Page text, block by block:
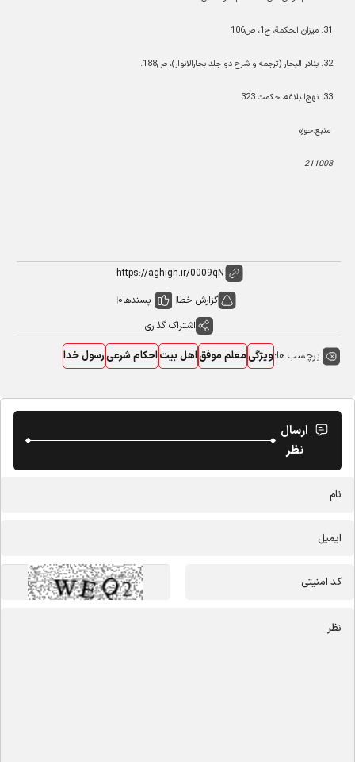
.میزان الحکمة، ج1، ص106
32. بنادر البحار (ترجمه و شرح دو جلد بحارالانوار)، ص188.
33
.نهج‌البلاغه، حکمت 323
منبع:حوزه
211008
گزارش خطا پسندها0
اشتراک گذاری
برچسب ها:ویژگیمعلم موفقاهل بیتاحکام شرعیرسول خدا
ارسال
نظر